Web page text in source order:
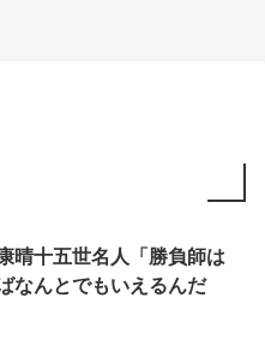
晴十五世名人「勝負師は
なんとでもいえるんだ